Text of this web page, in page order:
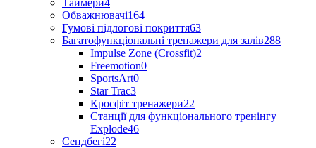
Таймери4
Обважнювачі164
Гумові підлогові покриття63
Багатофункціональні тренажери для залів288
Impulse Zone (Crossfit)2
Freemotion0
SportsArt0
Star Trac3
Кросфіт тренажери22
Станції для функціонального тренінгу
Explode46
Сендбегі22